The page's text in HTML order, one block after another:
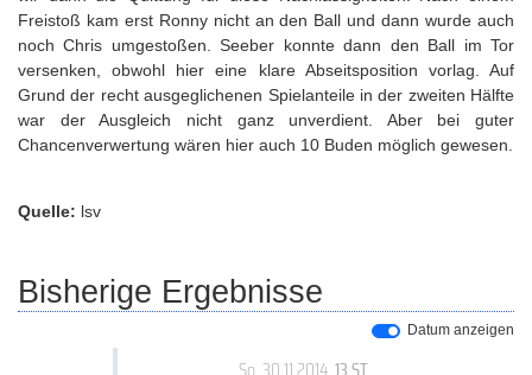
Freistoß kam erst Ronny nicht an den Ball und dann wurde auch
noch Chris umgestoßen. Seeber konnte dann den Ball im Tor
versenken, obwohl hier eine klare Abseitsposition vorlag. Auf
Grund der recht ausgeglichenen Spielanteile in der zweiten Hälfte
war der Ausgleich nicht ganz unverdient. Aber bei guter
Chancenverwertung wären hier auch 10 Buden möglich gewesen.
Quelle: lsv
Bisherige Ergebnisse
Datum anzeigen